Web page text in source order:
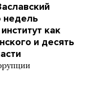
недель
как
и десять